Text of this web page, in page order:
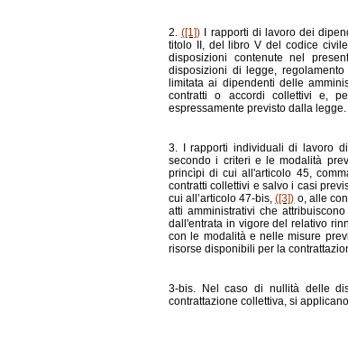
2.([1]) I rapporti di lavoro dei
titolo II, del libro V del codice
disposizioni contenute nel
disposizioni di legge,
limitata ai dipendenti delle
contratti o accordi collettivi e,
espressamente previsto dalla legge.
3. I rapporti individuali di lavoro
secondo i criteri e le modalità
princìpi di cui all'articolo 45,
contratti collettivi e salvo i casi
cui all’articolo 47-bis,([3]) o, alle
atti amministrativi che
dall'entrata in vigore del relativo
con le modalità e nelle misure
risorse disponibili per la
3-bis. Nel caso di nullità delle
contrattazione collettiva, si